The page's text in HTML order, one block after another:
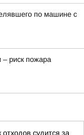
по машине с
– риск пожара
судится за